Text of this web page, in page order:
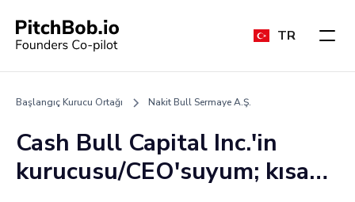
TR
Başlangıç Kurucu Ortağı Nakit Bull Sermaye A.Ş.
Cash Bull Capital Inc.'in
kurucusu/CEO'suyum; kısa